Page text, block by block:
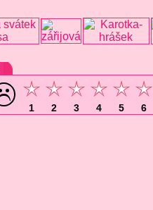
1 2 3 4 5 6